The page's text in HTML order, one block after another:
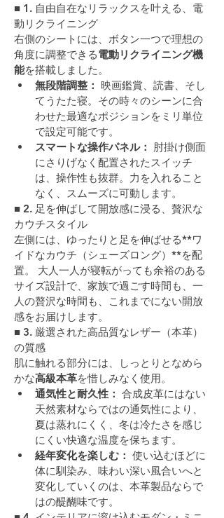
■ 1. 自由自在なリラックスを叶える、電
動リクライニング
右側のシートには、ボタン一つで理想の
角度に調整できる電動リクライニング機
能を搭載しました。
無段階調整： 映画鑑賞、読書、そし
てうたた寝。その時々のシーンに合
わせた最適なポジションをミリ単位
で設定可能です。
スマートな操作パネル： 肘掛け側面
にさりげなく配置されたスイッチ
は、操作性も抜群。力を入れること
なく、スムーズに可動します。
■ 2. 足を伸ばして開放感に浸る、贅沢な
カウチスタイル
左側には、ゆったりと足を伸ばせる**ワ
イドなカウチ（シェーズロング）**を配
置。 大人一人が寝転がっても余裕のある
サイズ設計で、家族で過ごす時間も、一
人の贅沢な時間も、これまでにない開放
感をお届けします。
■ 3. 厳選された高品質なレザー（本革）
の質感
肌に触れる部分には、しっとりとなめら
かな高級本革を惜しみなく使用。
通気性と耐久性： 合成皮革にはない
天然素材ならではの通気性により、
夏は蒸れにくく、冬は冷たさを感じ
にくい快適な温度を保ちます。
経年変化を楽しむ： 使い込むほどに
体に馴染み、味わい深い風合いへと
変化していくのは、本革製品ならで
はの醍醐味です。